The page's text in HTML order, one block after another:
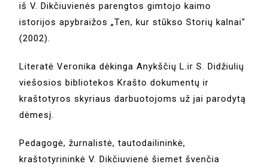
iš V. Dikčiuvienės parengtos gimtojo kaimo
istorijos apybraižos „Ten, kur stūkso Storių kalnai“
(2002).
Literatė Veronika dėkinga Anykščių L.ir S. Didžiulių
viešosios bibliotekos Krašto dokumentų ir
kraštotyros skyriaus darbuotojoms už jai parodytą
dėmesį.
Pedagogė, žurnalistė, tautodailininkė,
kraštotyrininkė V. Dikčiuvienė šiemet švenčia